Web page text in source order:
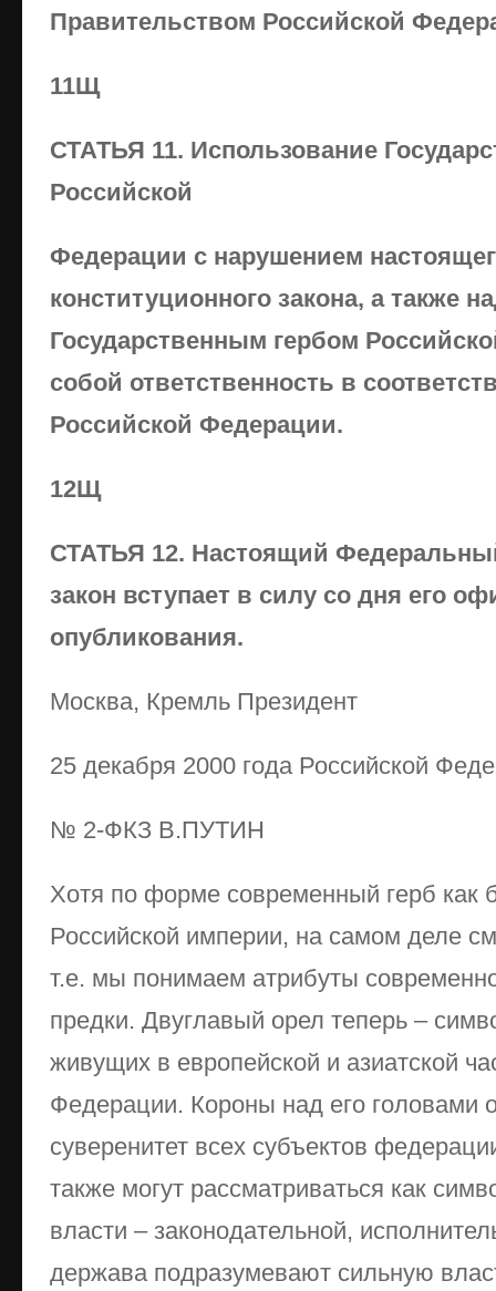
Правительством Российской
11Щ
СТАТЬЯ 11. Использование
Российской
Федерации с нарушением
конституционного закона, а также
Государственным гербом
собой ответственность в
Российской Федерации.
12Щ
СТАТЬЯ 12. Настоящий
закон вступает в силу со дня его
опубликования.
Москва, Кремль Президент
25 декабря 2000 года Российской
№ 2-ФКЗ В.ПУТИН
Хотя по форме современный герб как
Российской империи, на самом деле
т.е. мы понимаем атрибуты
предки. Двуглавый орел теперь –
живущих в европейской и азиатской
Федерации. Короны над его головами
суверенитет всех субъектов
также могут рассматриваться как
власти – законодательной,
держава подразумевают сильную